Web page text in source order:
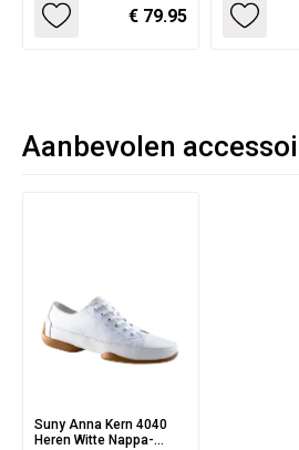
€ 79.95
Aanbevolen
Suny Anna Kern 4040
Heren Witte Nappa-